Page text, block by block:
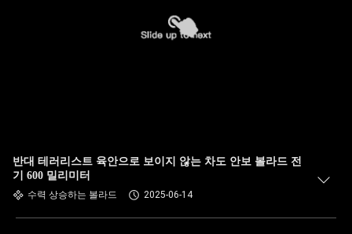
반대 테러리스트 육안으로 보이지 않는 차도 안보 볼라드 전
기 600 밀리미터
수력 상승하는 볼라드 2025-06-14